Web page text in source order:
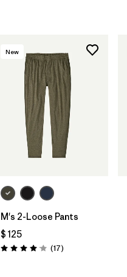
New
M's 2-Loose Pants
$ 125
Valoración: 4.1 / 5
(17Comentarios
)